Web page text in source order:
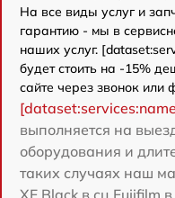
На все виды услуг и
гарантию - мы в
наших услуг.
будет стоить на -15%
сайте через звонок или
выполняется на
оборудования и
таких случаях наш